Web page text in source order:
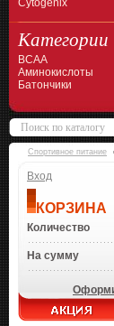
Cytogenix
Категории
BCAA
Аминокислоты
Батончики
Спортивное питание
Вход
КОРЗИНА
Количество
На сумму